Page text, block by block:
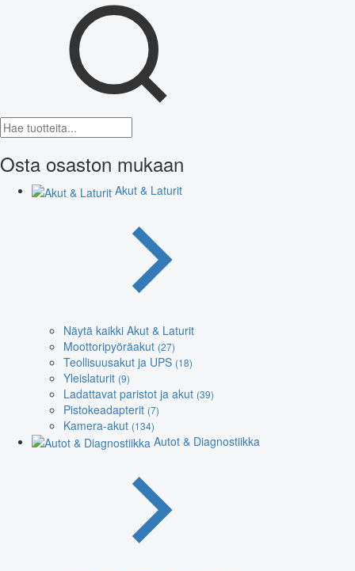
Osta osaston mukaan
Akut & Laturit
Näytä kaikki Akut & Laturit
Moottoripyöräakut (27)
Teollisuusakut ja UPS (18)
Yleislaturit (9)
Ladattavat paristot ja akut (39)
Pistokeadapterit (7)
Kamera-akut (134)
Autot & Diagnostiikka